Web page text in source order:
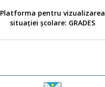
Platforma pentru vizualizarea
situației școlare: GRADES